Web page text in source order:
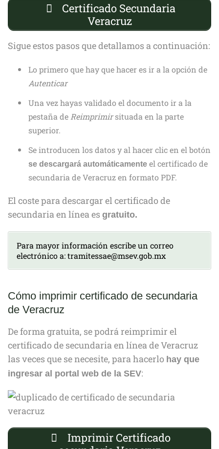
Certificado Secundaria
Veracruz
Sigue estos pasos que detallamos a continuación:
Lo primero que hay que hacer es ir a la opción de
Autenticar
Una vez hayas validado el documento ir a la
pestaña de Reimprimirsituada en la parte
superior.
Se introducen los datos y al hacer clic en el botón
se descargará automáticamente el certificado de
secundaria de Veracruz en formato PDF.
El coste para descargar el certificado de
secundaria en línea es gratuito.
Para mayor información escribe un correo
electrónico a: tramitessae@msev.gob.mx
Cómo imprimir certificado de secundaria
de Veracruz
De forma gratuita, se podrá reimprimir el
certificado de secundaria en línea de Veracruz
las veces que se necesite, para hacerlo hay que
ingresar al portal web de la SEV:
Imprimir Certificado